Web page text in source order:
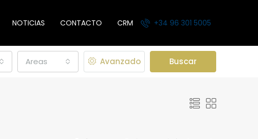
NOTICIAS CONTACTO CRM +34 96 301 5005
Areas Avanzado Buscar